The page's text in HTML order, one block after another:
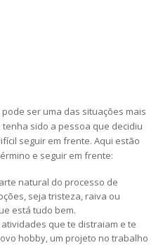
ser uma das situações mais
sido a pessoa que decidiu
seguir em frente. Aqui estão
e seguir em frente:
natural do processo de
seja tristeza, raiva ou
está tudo bem.
que te distraiam e te
hobby, um projeto no trabalho